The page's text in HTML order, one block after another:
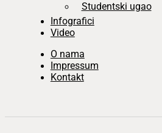
Studentski ugao
Infografici
Video
O nama
Impressum
Kontakt